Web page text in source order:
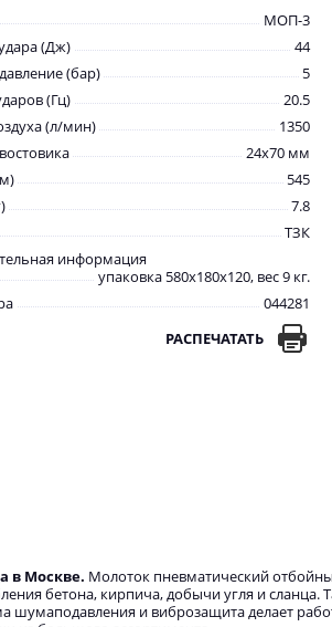
МОП-3
(Дж)
44
(бар)
5
(Гц)
20.5
(л/мин)
1350
24х70 мм
545
7.8
ТЗК
информация
упаковка 580х180х120, вес 9 кг.
044281
РАСПЕЧАТАТЬ
в Москве. Молоток пневматический
бетона, кирпича, добычи угля и сланца.
шумаподавления и виброзащита делает